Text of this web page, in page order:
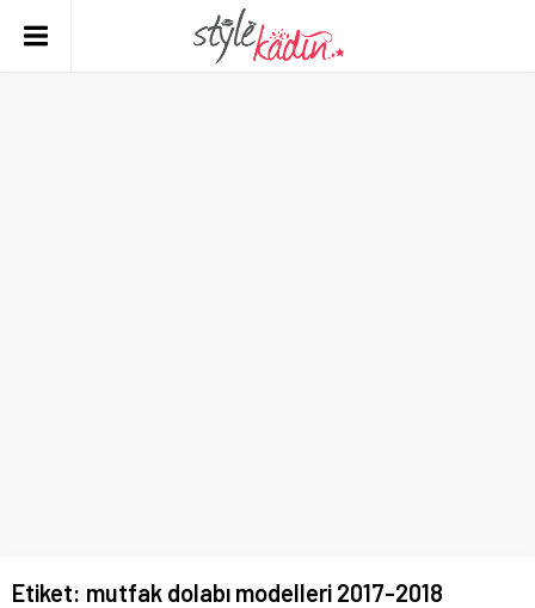
Etiket: mutfak dolabı modelleri 2017-2018